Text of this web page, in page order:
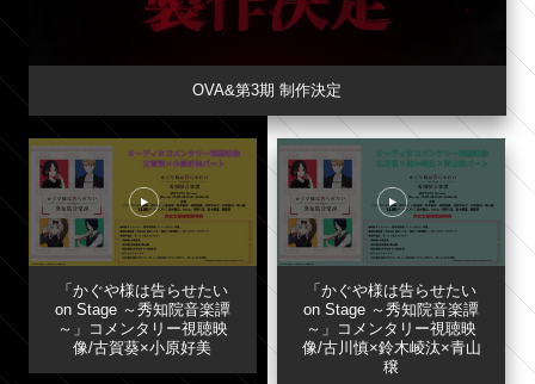
OVA&第3期 制作決定
「かぐや様は告らせたい
on Stage ～秀知院音楽譚
～」コメンタリー視聴映
像/古賀葵×小原好美
「かぐや様は告らせたい
on Stage ～秀知院音楽譚
～」コメンタリー視聴映
像/古川慎×鈴木崚汰×青山
穣